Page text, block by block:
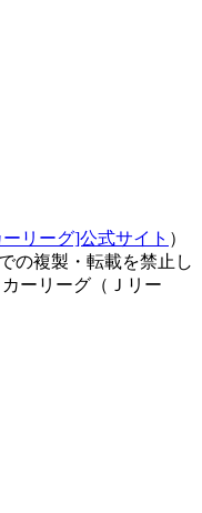
リーグ]公式サイト ）
の複製・転載を禁止し
ーリーグ（Ｊリー